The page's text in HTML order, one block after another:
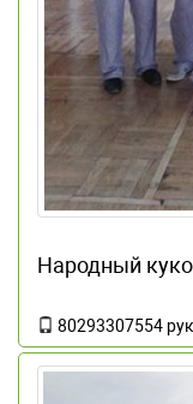
Народный
80293307554